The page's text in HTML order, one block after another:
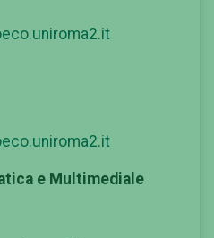
e Multimediale